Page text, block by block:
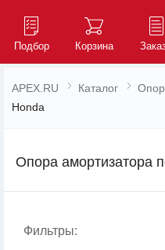
Подбор Корзина
APEX.RU Каталог
Honda
Опора амортизатора
Фильтры: